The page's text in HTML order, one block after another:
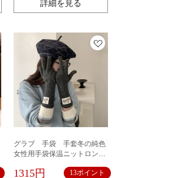
詳細を見る
グラブ 手袋 手套冬の純色
女性用手袋保温ニットロング
五本指サイクリング韓国版ブ
1315円 13ポイント